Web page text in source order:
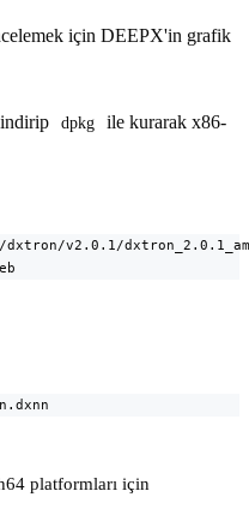
için DEEPX'in grafik
dpkg
ile kurarak x86-
v2.0.1/
platformları için